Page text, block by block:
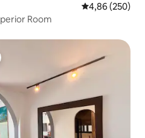
Note
4,86 (250)
Room